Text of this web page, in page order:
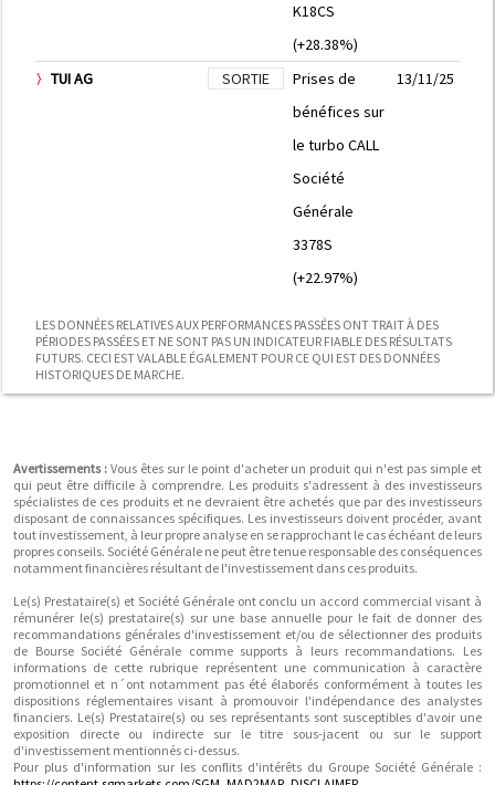
K18CS
(+28.38%)
TUI AG SORTIE
Prises de
bénéfices sur
le turbo CALL
Société
Générale
3378S
(+22.97%)
13/11/25
LES DONNÉES RELATIVES AUX PERFORMANCES PASSÉES ONT TRAIT À DES
PÉRIODES PASSÉES ET NE SONT PAS UN INDICATEUR FIABLE DES RÉSULTATS
FUTURS. CECI EST VALABLE ÉGALEMENT POUR CE QUI EST DES DONNÉES
HISTORIQUES DE MARCHE.
Avertissements :Vous êtes sur le point d'acheter un produit qui n'est pas simple et
qui peut être difficile à comprendre. Les produits s'adressent à des investisseurs
spécialistes de ces produits et ne devraient être achetés que par des investisseurs
disposant de connaissances spécifiques. Les investisseurs doivent procéder, avant
tout investissement, à leur propre analyse en se rapprochant le cas échéant de leurs
propres conseils. Société Générale ne peut être tenue responsable des conséquences
notamment financières résultant de l'investissement dans ces produits.
Le(s) Prestataire(s) et Société Générale ont conclu un accord commercial visant à
rémunérer le(s) prestataire(s) sur une base annuelle pour le fait de donner des
recommandations générales d'investissement et/ou de sélectionner des produits
de Bourse Société Générale comme supports à leurs recommandations. Les
informations de cette rubrique représentent une communication à caractère
promotionnel et n´ont notamment pas été élaborés conformément à toutes les
dispositions réglementaires visant à promouvoir l'indépendance des analystes
financiers. Le(s) Prestataire(s) ou ses représentants sont susceptibles d'avoir une
exposition directe ou indirecte sur le titre sous-jacent ou sur le support
d'investissement mentionnés ci-dessus.
Pour plus d'information sur les conflits d'intérêts du Groupe Société Générale :